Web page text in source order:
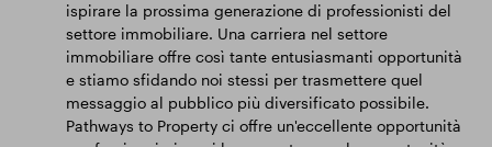
ispirare la prossima generazione di professionisti del
settore immobiliare. Una carriera nel settore
immobiliare offre così tante entusiasmanti opportunità
e stiamo sfidando noi stessi per trasmettere quel
messaggio al pubblico più diversificato possibile.
Pathways to Property ci offre un'eccellente opportunità